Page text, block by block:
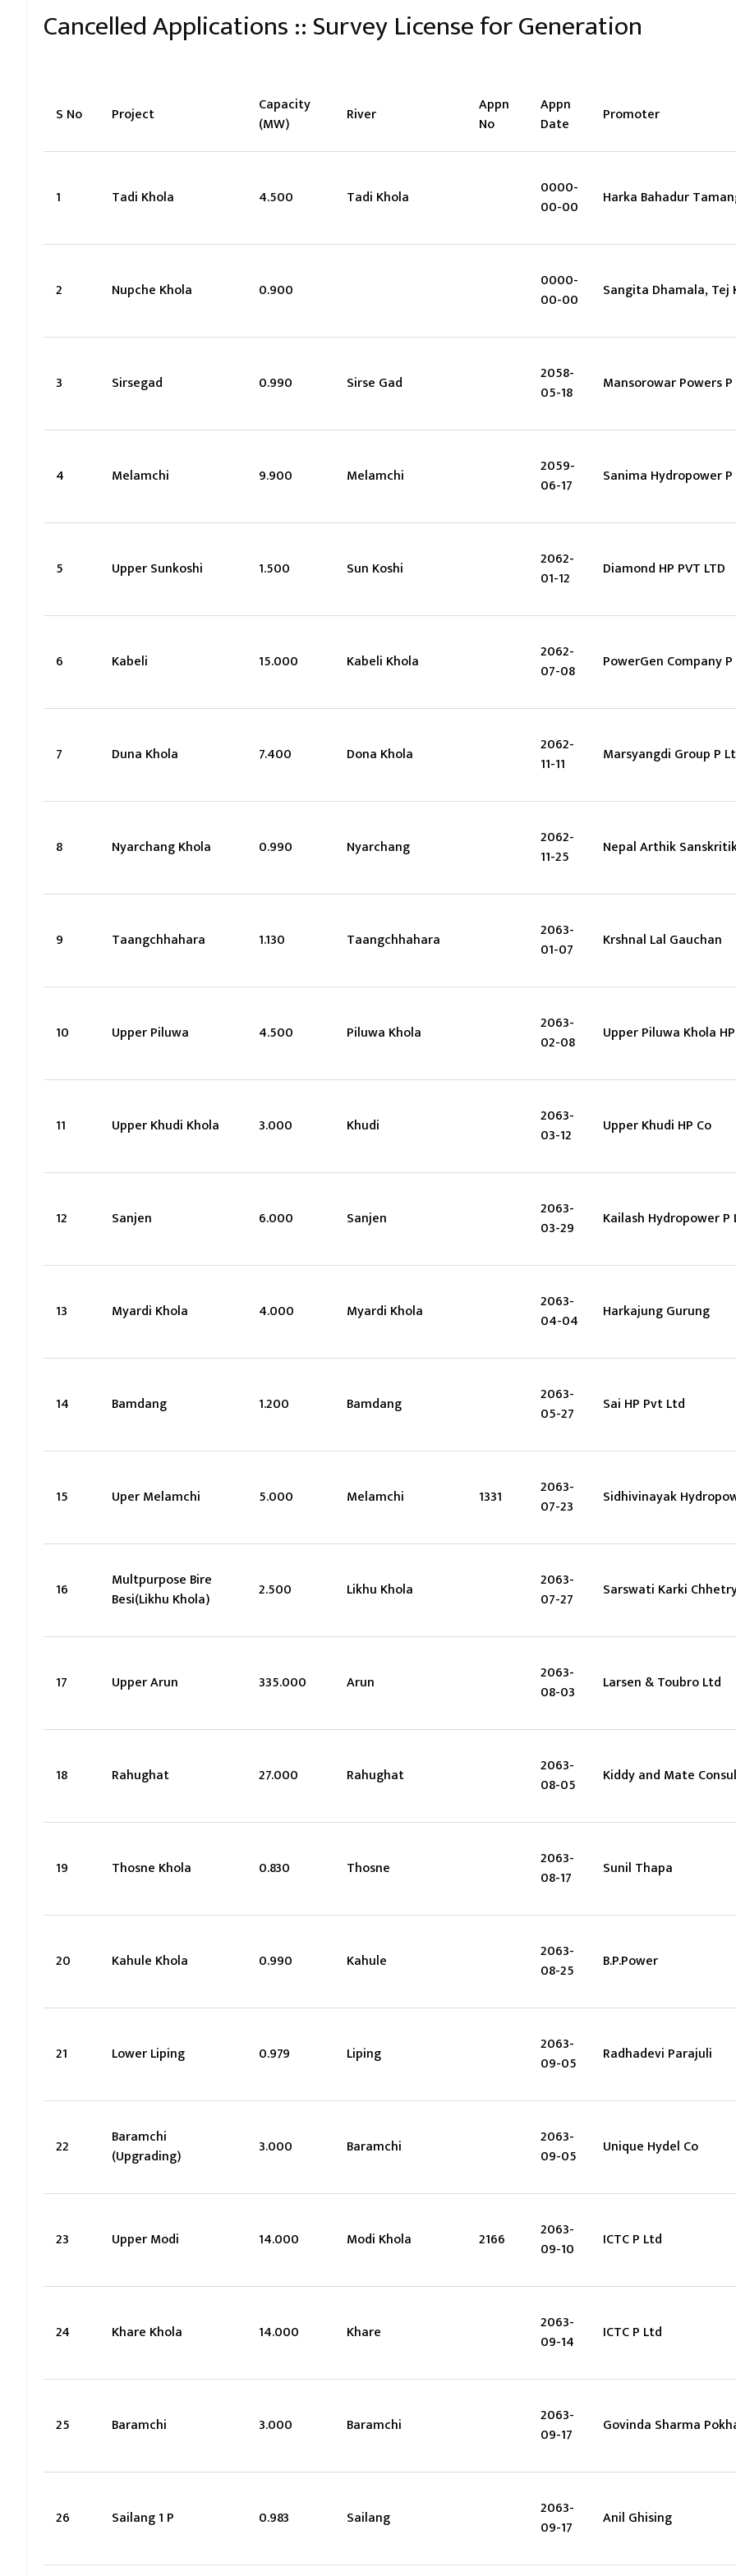
Cancelled Applications :: Survey License for Generation
S No Project
Capacity
(MW)
River
Appn
No
Appn
Date
Promoter
1 Tadi Khola 4.500 Tadi Khola
0000-
00-00
Harka Bahadur
2 Nupche Khola 0.900
0000-
00-00
Sangita Dhamala, Tej
3 Sirsegad 0.990 Sirse Gad
2058-
05-18
Mansorowar Powers
4 Melamchi 9.900 Melamchi
2059-
06-17
Sanima Hydropower
5 Upper Sunkoshi 1.500 Sun Koshi
2062-
01-12
Diamond HP PVT LTD
6 Kabeli 15.000 Kabeli Khola
2062-
07-08
PowerGen Company
7 Duna Khola 7.400 Dona Khola
2062-
11-11
Marsyangdi Group P
8 Nyarchang Khola 0.990 Nyarchang
2062-
11-25
Nepal Arthik
9 Taangchhahara 1.130 Taangchhahara
2063-
01-07
Krshnal Lal Gauchan
10 Upper Piluwa 4.500 Piluwa Khola
2063-
02-08
Upper Piluwa Khola
11 Upper Khudi Khola 3.000 Khudi
2063-
03-12
Upper Khudi HP Co
12 Sanjen 6.000 Sanjen
2063-
03-29
Kailash Hydropower P
13 Myardi Khola 4.000 Myardi Khola
2063-
04-04
Harkajung Gurung
14 Bamdang 1.200 Bamdang
2063-
05-27
Sai HP Pvt Ltd
15 Uper Melamchi 5.000 Melamchi 1331
2063-
07-23
Sidhivinayak
16
Multpurpose Bire
Besi(Likhu Khola)
2.500 Likhu Khola
2063-
07-27
Sarswati Karki
17 Upper Arun 335.000 Arun
2063-
08-03
Larsen & Toubro Ltd
18 Rahughat 27.000 Rahughat
2063-
08-05
Kiddy and Mate
19 Thosne Khola 0.830 Thosne
2063-
08-17
Sunil Thapa
20 Kahule Khola 0.990 Kahule
2063-
08-25
B.P.Power
21 Lower Liping 0.979 Liping
2063-
09-05
Radhadevi Parajuli
22
Baramchi
(Upgrading)
3.000 Baramchi
2063-
09-05
Unique Hydel Co
23 Upper Modi 14.000 Modi Khola 2166
2063-
09-10
ICTC P Ltd
24 Khare Khola 14.000 Khare
2063-
09-14
ICTC P Ltd
25 Baramchi 3.000 Baramchi
2063-
09-17
Govinda Sharma
26 Sailang 1 P 0.983 Sailang
2063-
09-17
Anil Ghising